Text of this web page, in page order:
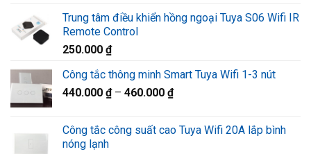
là:
1.320.000 ₫.
tại
Trung tâm điều khiển hồng ngoại Tuya S06 Wifi IR
Remote Control
250.000 ₫
Công tắc thông minh Smart Tuya Wifi 1-3 nút
440.000 ₫– 460.000 ₫
Công tắc công suất cao Tuya Wifi 20A lắp bình
nóng lạnh